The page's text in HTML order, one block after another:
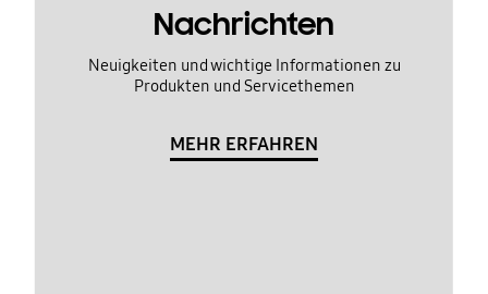
Nachrichten
Neuigkeiten und wichtige Informationen zu
Produkten und Servicethemen
MEHR ERFAHREN